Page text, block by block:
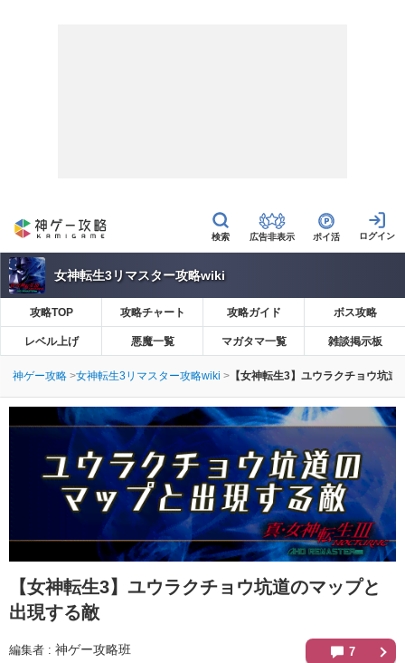
広告非表示 ポイ活
女神転生3リマスター攻略wiki
攻略TOP 攻略チャート 攻略ガイド ボス攻略
レベル上げ 悪魔一覧 マガタマ一覧 雑談掲示板
神ゲー攻略 女神転生3リマスター攻略wiki 【女神転生3】ユウラクチョウ坑
【女神転生3】 ユウラクチョウ坑道のマップと
出現する敵
編集者 神ゲー攻略班 7